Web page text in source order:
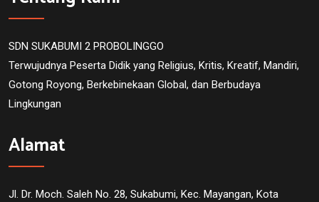
SDN SUKABUMI 2 PROBOLINGGO
Terwujudnya Peserta Didik yang Religius, Kritis, Kreatif, Mandiri,
Gotong Royong, Berkebinekaan Global, dan Berbudaya
Lingkungan
Alamat
Jl. Dr. Moch. Saleh No. 28, Sukabumi, Kec. Mayangan, Kota